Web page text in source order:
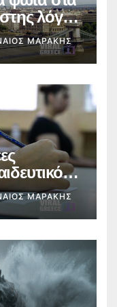
λόγω
πίεσης
ΜΑΡΆΚΗΣ
ΜΑΡΆΚΗΣ